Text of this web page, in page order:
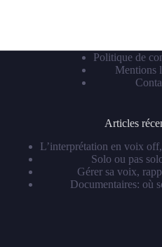
Politique de
Mentions
Articles
L’interprétation en voix
Solo ou pas
Gérer sa voix,
Documentaires: où